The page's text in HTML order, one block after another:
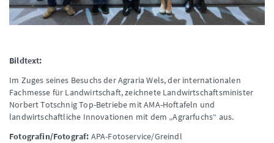
Bildtext:
Im Zuges seines Besuchs der Agraria Wels, der internationalen
Fachmesse für Landwirtschaft, zeichnete Landwirtschaftsminister
Norbert Totschnig Top-Betriebe mit AMA-Hoftafeln und
landwirtschaftliche Innovationen mit dem „Agrarfuchs“ aus.
Fotografin/Fotograf: APA-Fotoservice/Greindl